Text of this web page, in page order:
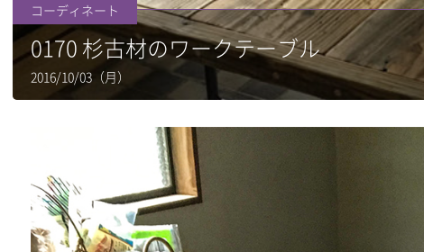
コーディネート
0170 杉古材のワークテーブル
2016/10/03（月）